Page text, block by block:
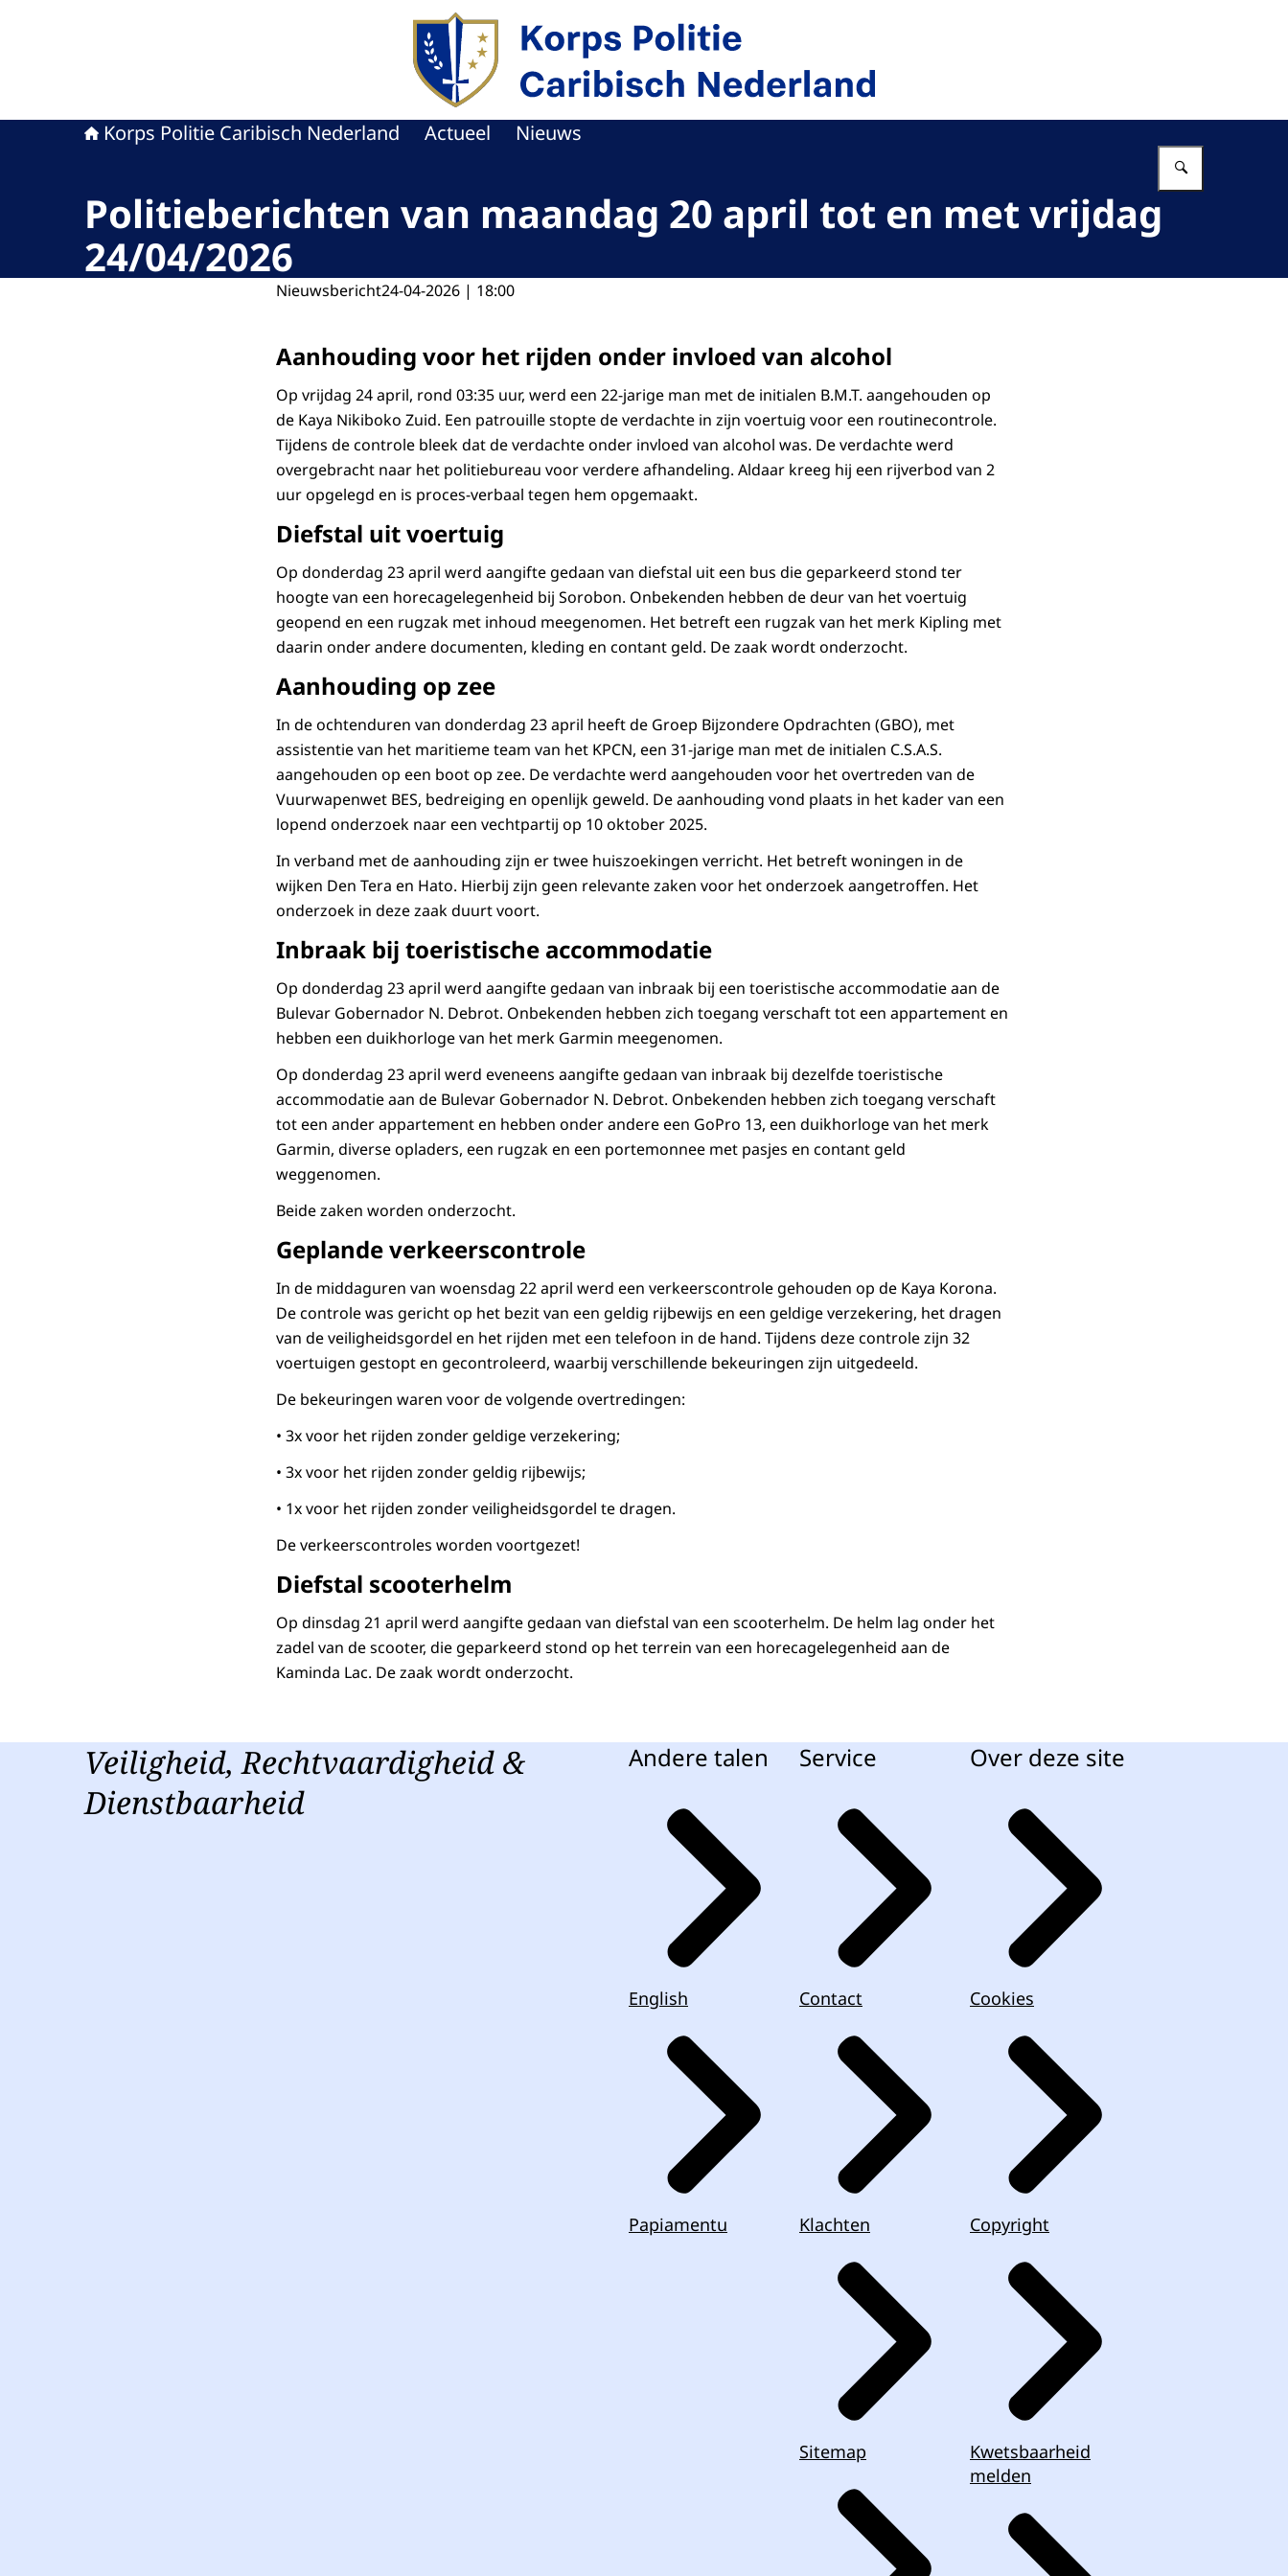
Naar de homepage van Politie Caribisch Nederland
Korps Politie Caribisch Nederland Actueel Nieuws
Politieberichten van maandag 20 april tot en met vrijdag
24/04/2026
Nieuwsbericht24-04-2026 | 18:00
Aanhouding voor het rijden onder invloed van alcohol
Op vrijdag 24 april, rond 03:35 uur, werd een 22-jarige man met de initialen B.M.T. aangehouden op
de Kaya Nikiboko Zuid. Een patrouille stopte de verdachte in zijn voertuig voor een routinecontrole.
Tijdens de controle bleek dat de verdachte onder invloed van alcohol was. De verdachte werd
overgebracht naar het politiebureau voor verdere afhandeling. Aldaar kreeg hij een rijverbod van 2
uur opgelegd en is proces-verbaal tegen hem opgemaakt.
Diefstal uit voertuig
Op donderdag 23 april werd aangifte gedaan van diefstal uit een bus die geparkeerd stond ter
hoogte van een horecagelegenheid bij Sorobon. Onbekenden hebben de deur van het voertuig
geopend en een rugzak met inhoud meegenomen. Het betreft een rugzak van het merk Kipling met
daarin onder andere documenten, kleding en contant geld. De zaak wordt onderzocht.
Aanhouding op zee
In de ochtenduren van donderdag 23 april heeft de Groep Bijzondere Opdrachten (GBO), met
assistentie van het maritieme team van het KPCN, een 31-jarige man met de initialen C.S.A.S.
aangehouden op een boot op zee. De verdachte werd aangehouden voor het overtreden van de
Vuurwapenwet BES, bedreiging en openlijk geweld. De aanhouding vond plaats in het kader van een
lopend onderzoek naar een vechtpartij op 10 oktober 2025.
In verband met de aanhouding zijn er twee huiszoekingen verricht. Het betreft woningen in de
wijken Den Tera en Hato. Hierbij zijn geen relevante zaken voor het onderzoek aangetroffen. Het
onderzoek in deze zaak duurt voort.
Inbraak bij toeristische accommodatie
Op donderdag 23 april werd aangifte gedaan van inbraak bij een toeristische accommodatie aan de
Bulevar Gobernador N. Debrot. Onbekenden hebben zich toegang verschaft tot een appartement en
hebben een duikhorloge van het merk Garmin meegenomen.
Op donderdag 23 april werd eveneens aangifte gedaan van inbraak bij dezelfde toeristische
accommodatie aan de Bulevar Gobernador N. Debrot. Onbekenden hebben zich toegang verschaft
tot een ander appartement en hebben onder andere een GoPro 13, een duikhorloge van het merk
Garmin, diverse opladers, een rugzak en een portemonnee met pasjes en contant geld
weggenomen.
Beide zaken worden onderzocht.
Geplande verkeerscontrole
In de middaguren van woensdag 22 april werd een verkeerscontrole gehouden op de Kaya Korona.
De controle was gericht op het bezit van een geldig rijbewijs en een geldige verzekering, het dragen
van de veiligheidsgordel en het rijden met een telefoon in de hand. Tijdens deze controle zijn 32
voertuigen gestopt en gecontroleerd, waarbij verschillende bekeuringen zijn uitgedeeld.
De bekeuringen waren voor de volgende overtredingen:
• 3x voor het rijden zonder geldige verzekering;
• 3x voor het rijden zonder geldig rijbewijs;
• 1x voor het rijden zonder veiligheidsgordel te dragen.
De verkeerscontroles worden voortgezet!
Diefstal scooterhelm
Op dinsdag 21 april werd aangifte gedaan van diefstal van een scooterhelm. De helm lag onder het
zadel van de scooter, die geparkeerd stond op het terrein van een horecagelegenheid aan de
Kaminda Lac. De zaak wordt onderzocht.
Veiligheid, Rechtvaardigheid &
Dienstbaarheid
Andere talen
English
Papiamentu
Service
Contact
Klachten
Sitemap
Over deze site
Cookies
Copyright
Kwetsbaarheid
melden